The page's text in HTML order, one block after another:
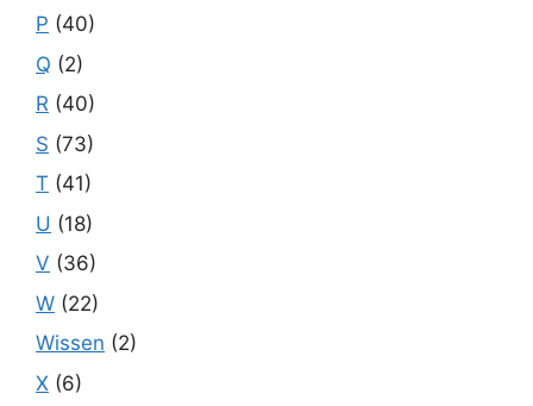
P (40)
Q (2)
R (40)
S (73)
T (41)
U (18)
V (36)
W (22)
Wissen (2)
X (6)